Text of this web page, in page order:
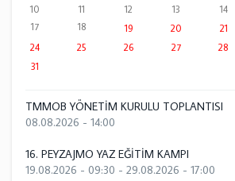
10
11 12 13 14
17
18 19 20 21
24
25 26 27 28
31
TMMOB YÖNETİM KURULU TOPLANTISI
08.08.2026 - 14:00
16. PEYZAJMO YAZ EĞİTİM KAMPI
19.08.2026 - 09:30 - 29.08.2026 - 17:00